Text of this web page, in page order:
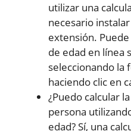
utilizar una
necesario
extensión.
de edad en línea
seleccionando la
haciendo clic en
¿Puedo calcular
persona
edad? Sí, una